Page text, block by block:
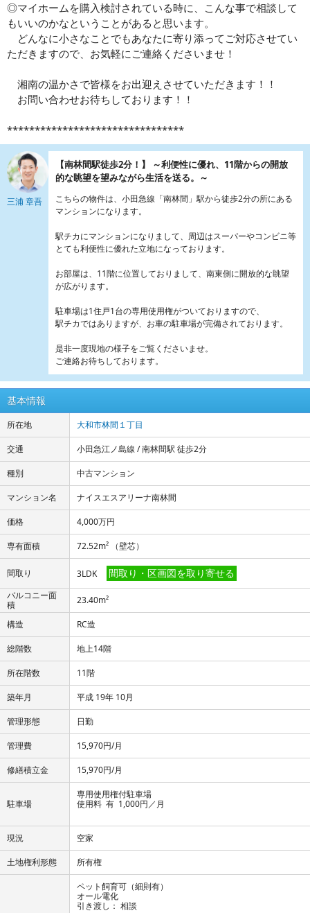
◎マイホームを購入検討されている時に、こんな事で相談して
もいいのかなということがあると思います。
どんなに小さなことでもあなたに寄り添ってご対応させてい
ただきますので、お気軽にご連絡くださいませ！
湘南の温かさで皆様をお出迎えさせていただきます！！
お問い合わせお待ちしております！！
********************************
三浦 章吾
【南林間駅徒歩2分！】 ～利便性に優れ、11階からの開放
的な眺望を望みながら生活を送る。～
こちらの物件は、小田急線「南林間」駅から徒歩2分の所にある
マンションになります。
駅チカにマンションになりまして、周辺はスーパーやコンビニ等
とても利便性に優れた立地になっております。
お部屋は、11階に位置しておりまして、南東側に開放的な眺望
が広がります。
駐車場は1住戸1台の専用使用権がついておりますので、
駅チカではありますが、お車の駐車場が完備されております。
是非一度現地の様子をご覧くださいませ。
ご連絡お待ちしております。
基本情報
所在地 大和市林間１丁目
交通 小田急江ノ島線 / 南林間駅 徒歩2分
種別 中古マンション
マンション名 ナイスエスアリーナ南林間
価格 4,000万円
専有面積 72.52m² （壁芯）
間取り 3LDK 間取り・区画図を取り寄せる
バルコニー面
積
23.40m²
構造 RC造
総階数 地上14階
所在階数 11階
築年月 平成 19年 10月
管理形態 日勤
管理費 15,970円/月
修繕積立金 15,970円/月
駐車場
専用使用権付駐車場
使用料 有 1,000円／月
現況 空家
土地権利形態 所有権
ペット飼育可（細則有）
オール電化
引き渡し： 相談